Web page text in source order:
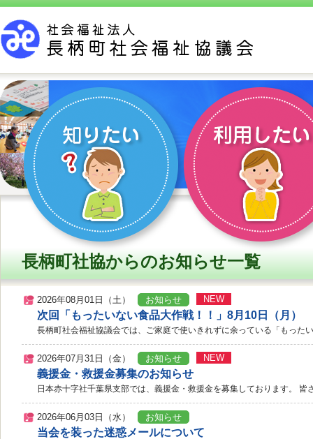
長柄町社協からのお知らせ一覧
2026年08月01日（土） お知らせ NEW
次回「もったいない食品大作戦！！」8月10日（月）
長柄町社会福祉協議会では、ご家庭で使いきれずに余っている「もった
2026年07月31日（金） お知らせ NEW
義援金・救援金募集のお知らせ
日本赤十字社千葉県支部では、義援金・救援金を募集しております。
2026年06月03日（水） お知らせ
当会を装った迷惑メールについて